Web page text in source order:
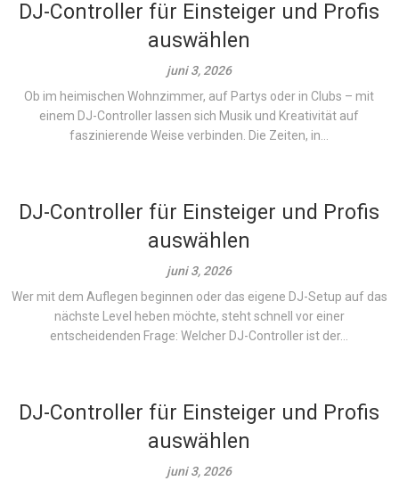
DJ-Controller für Einsteiger und Profis
auswählen
juni 3, 2026
Ob im heimischen Wohnzimmer, auf Partys oder in Clubs – mit
einem DJ-Controller lassen sich Musik und Kreativität auf
faszinierende Weise verbinden. Die Zeiten, in...
DJ-Controller für Einsteiger und Profis
auswählen
juni 3, 2026
Wer mit dem Auflegen beginnen oder das eigene DJ-Setup auf das
nächste Level heben möchte, steht schnell vor einer
entscheidenden Frage: Welcher DJ-Controller ist der...
DJ-Controller für Einsteiger und Profis
auswählen
juni 3, 2026